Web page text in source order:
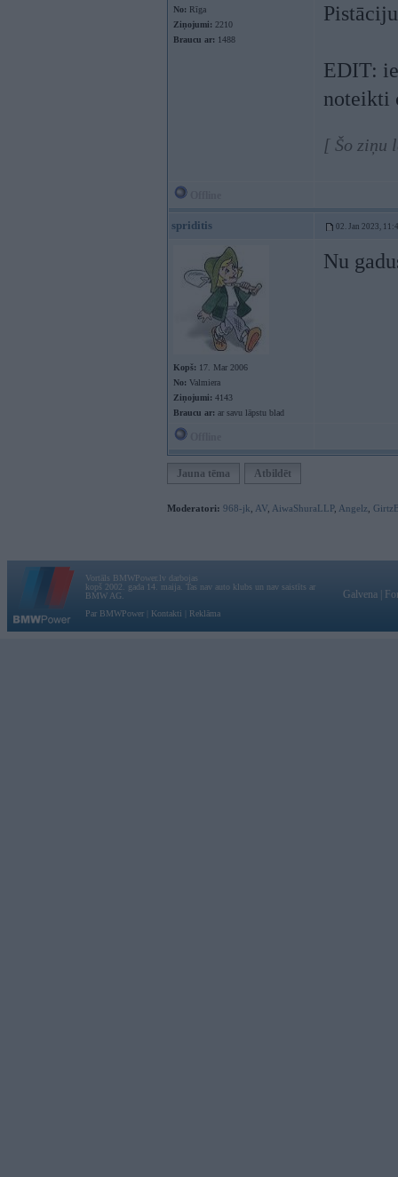
No: Rīga
Ziņojumi: 2210
Braucu ar: 1488
EDIT:
noteikti
[ Šo ziņu
spriditis 02. Jan 2023,
Kopš: 17. Mar 2006
No: Valmiera
Ziņojumi: 4143
Braucu ar: ar savu lāpstu blad
Nu
Jauna tēma Atbildēt
Moderatori: 968-jk AV AiwaShuraLLP, Angelz
Vortāls BMWPower.lv darbojas
kopš 2002. gada 14. maija. Tas nav auto klubs un nav saistīts ar
BMW AG.
Par BMWPower
Kontakti Reklāma
Galvena